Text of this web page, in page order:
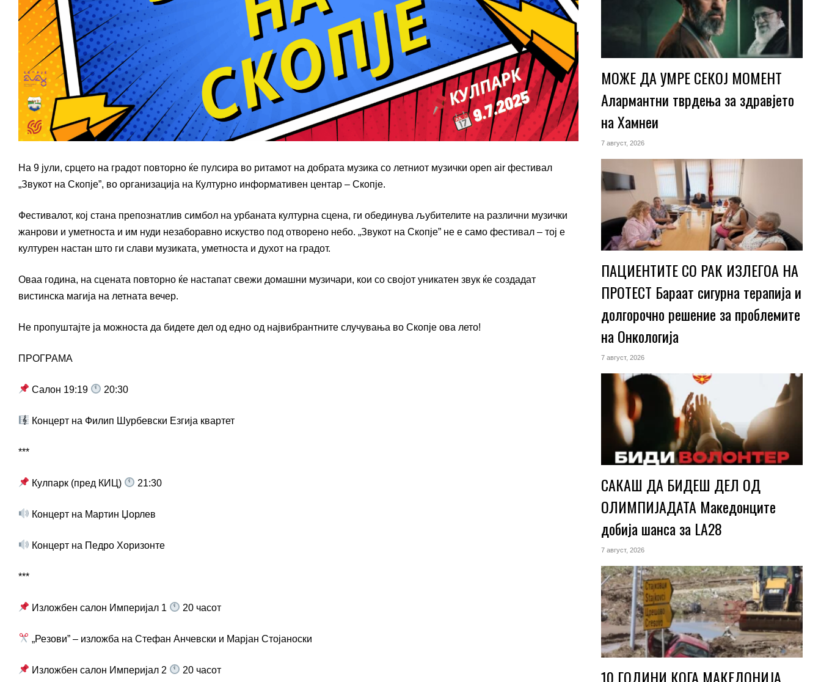
На 9 јули, срцето на градот повторно ќе пулсира во ритамот на добрата музика со летниот музички open air фестивал
„Звукот на Скопје”, во организација на Културно информативен центар – Скопје.
Фестивалот, кој стана препознатлив симбол на урбаната културна сцена, ги обединува љубителите на различни музички
жанрови и уметноста и им нуди незаборавно искуство под отворено небо. „Звукот на Скопје” не е само фестивал – тој е
културен настан што ги слави музиката, уметноста и духот на градот.
Оваа година, на сцената повторно ќе настапат свежи домашни музичари, кои со својот уникатен звук ќе создадат
вистинска магија на летната вечер.
Не пропуштајте ја можноста да бидете дел од едно од највибрантните случувања во Скопје ова лето!
ПРОГРАМА
Салон 19:19 20:30
Концерт на Филип Шурбевски Езгија квартет
***
Кулпарк (пред КИЦ) 21:30
Концерт на Мартин Џорлев
Концерт на Педро Хоризонте
***
Изложбен салон Империјал 1 20 часот
„Резови” – изложба на Стефан Анчевски и Марјан Стојаноски
Изложбен салон Империјал 2 20 часот
МОЖЕ ДА УМРЕ СЕКОЈ МОМЕНТ
Алармантни тврдења за здравјето
на Хамнеи
7 август, 2026
ПАЦИЕНТИТЕ СО РАК ИЗЛЕГОА НА
ПРОТЕСТ Бараат сигурна терапија и
долгорочно решение за проблемите
на Онкологија
7 август, 2026
САКАШ ДА БИДЕШ ДЕЛ ОД
ОЛИМПИЈАДАТА Македонците
добија шанса за LA28
7 август, 2026
10 ГОДИНИ КОГА МАКЕДОНИЈА